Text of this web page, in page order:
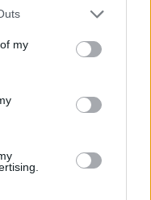
one or more Google
You may click to
third-party tags to
in below Google
my